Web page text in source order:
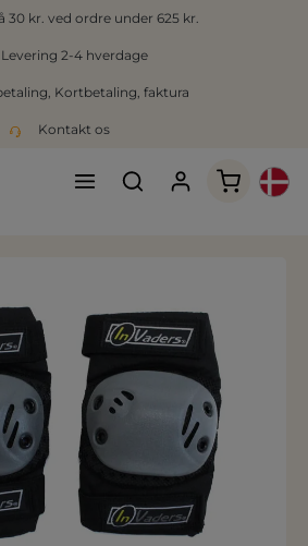
30 kr. ved ordre under 625 kr.
Levering 2-4 hverdage
Kortbetaling, faktura
Kontakt os